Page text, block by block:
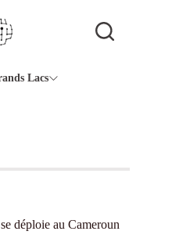
Lacs
déploie au Cameroun